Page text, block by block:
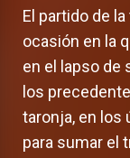
El partido de
ocasión en la
en el lapso de
los
taronja, en
para sumar el